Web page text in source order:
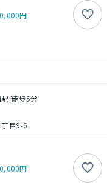
円
徒歩5分
目9-6
円